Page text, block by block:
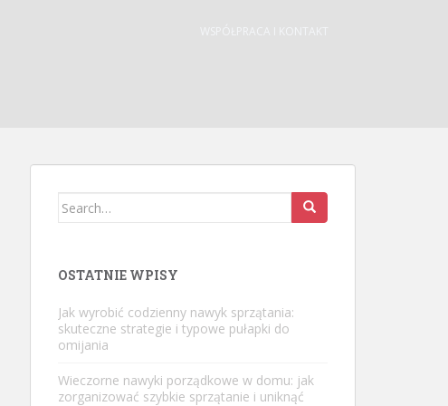
WSPÓŁPRACA I KONTAKT
Search
OSTATNIE WPISY
Jak wyrobić codzienny nawyk sprzątania:
skuteczne strategie i typowe pułapki do
omijania
Wieczorne nawyki porządkowe w domu: jak
zorganizować szybkie sprzątanie i uniknąć